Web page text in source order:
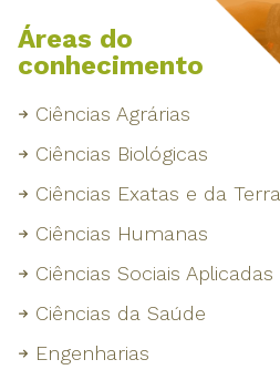
Áreas do
conhecimento
Ciências Agrárias
Ciências Biológicas
Ciências Exatas e da Terra
Ciências Humanas
Ciências Sociais Aplicadas
Ciências da Saúde
Engenharias